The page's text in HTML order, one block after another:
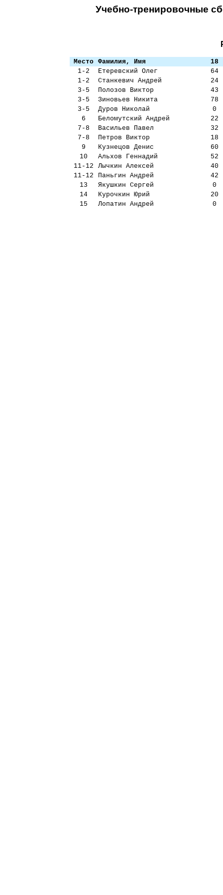
Учебно-тренировочные
Место Фамилия, Имя
18
1-2
Етеревский Олег
64
1-2
Станкевич Андрей
24
3-5
Полозов Виктор
43
3-5
Зиновьев Никита
78
3-5
Дуров Николай
0
6
Беломутский Андрей
22
7-8
Васильев Павел
32
7-8
Петров Виктор
18
9
Кузнецов Денис
60
10
Альхов Геннадий
52
11-12
Лычкин Алексей
40
11-12
Паньгин Андрей
42
13
Якушкин Сергей
0
14
Курочкин Юрий
20
15
Лопатин Андрей 0